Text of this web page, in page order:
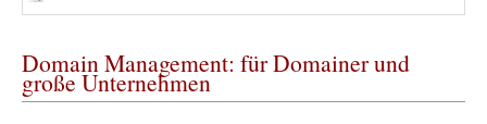
Domain Management: für Domainer und
große Unternehmen